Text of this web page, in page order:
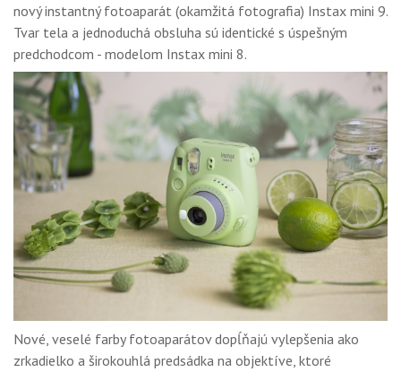
SÚŤAŽE
KALENDÁR AKCIÍ
WORKSHOPY
OBCHOD
nový instantný fotoaparát (okamžitá fotografia) Instax mini 9.
Tvar tela a jednoduchá obsluha sú identické s úspešným
predchodcom - modelom Instax mini 8.
Nové, veselé farby fotoaparátov dopĺňajú vylepšenia ako
zrkadielko a širokouhlá predsádka na objektíve, ktoré